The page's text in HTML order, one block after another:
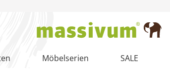
Möbelserien SALE